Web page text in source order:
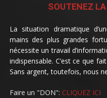
SOUTENEZ LA
La situation dramatique
mains des plus grandes
nécessite un travail
indispensable. C’est ce que
Sans argent, toutefois, nous
Faire un "DON": CLIQUEZ ICI